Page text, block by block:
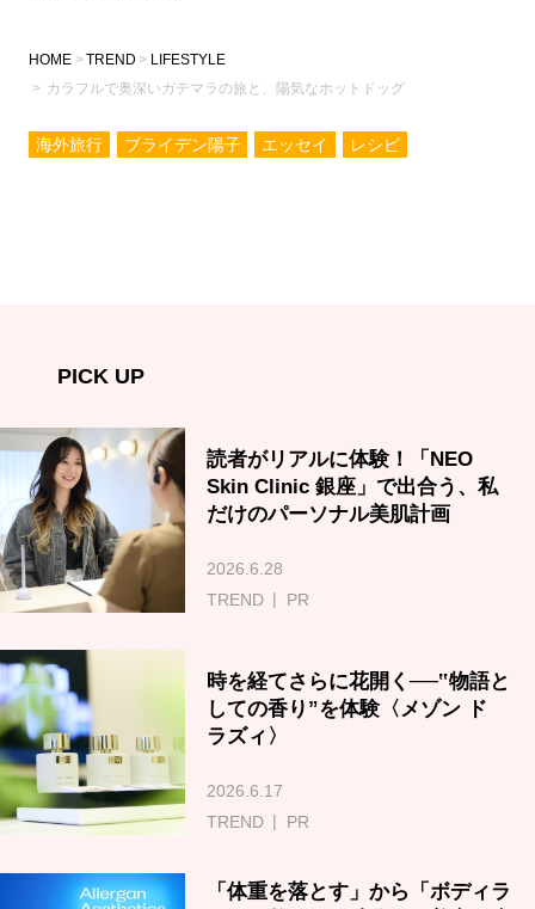
HOME TREND
LIFESTYLE
カラフルで奥深いガテマラの旅と、陽気なホットドッグ
海外旅行 ブライデン陽子 エッセイ レシピ
PICK UP
読者がリアルに体験！「NEO
Skin Clinic 銀座」で出合う、私
だけのパーソナル美肌計画
2026.6.28
TREND
PR
時を経てさらに花開く──‟物語と
しての香り”を体験〈メゾン ド
ラズィ〉
2026.6.17
TREND
PR
「体重を落とす」から「ボディラ